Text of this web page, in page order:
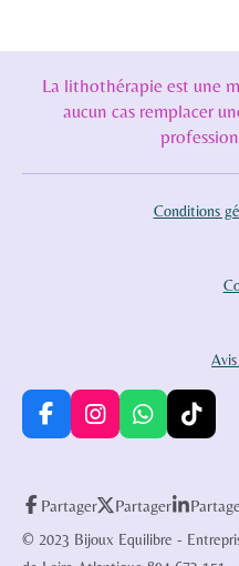
La lithothérapie est une
aucun cas remplacer
Conditions
F
a
b
o
I
n
a
g
W
h
s
A
T
i
o
k
Partager Partager
© 2023 Bijoux Equilibre -